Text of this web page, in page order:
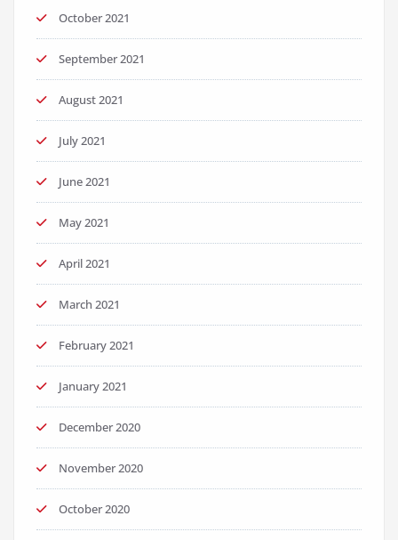
October 2021
September 2021
August 2021
July 2021
June 2021
May 2021
April 2021
March 2021
February 2021
January 2021
December 2020
November 2020
October 2020